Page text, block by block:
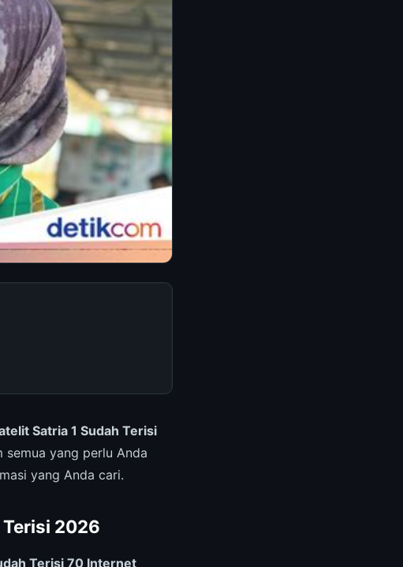
Satria 1 Sudah Terisi
yang perlu Anda
yang Anda cari.
2026
Terisi 70 Internet